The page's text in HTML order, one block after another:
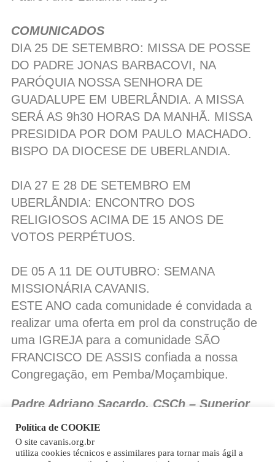
COMUNICADOS
DIA 25 DE SETEMBRO: MISSA DE POSSE
DO PADRE JONAS BARBACOVI, NA
PARÓQUIA NOSSA SENHORA DE
GUADALUPE EM UBERLÂNDIA. A MISSA
SERÁ AS 9h30 HORAS DA MANHÃ. MISSA
PRESIDIDA POR DOM PAULO MACHADO.
BISPO DA DIOCESE DE UBERLANDIA.
DIA 27 E 28 DE SETEMBRO EM
UBERLÂNDIA: ENCONTRO DOS
RELIGIOSOS ACIMA DE 15 ANOS DE
VOTOS PERPÉTUOS.
DE 05 A 11 DE OUTUBRO: SEMANA
MISSIONÁRIA CAVANIS.
ESTE ANO cada comunidade é convidada a
realizar uma oferta em prol da construção de
uma IGREJA para a comunidade SÃO
FRANCISCO DE ASSIS confiada a nossa
Congregação, em Pemba/Moçambique.
Padre Adriano Sacardo, CSCh – Superior
Provincial
Copy
Política de COOKIE
O site cavanis.org.br
utiliza cookies técnicos e assimilares para tornar mais ágil a